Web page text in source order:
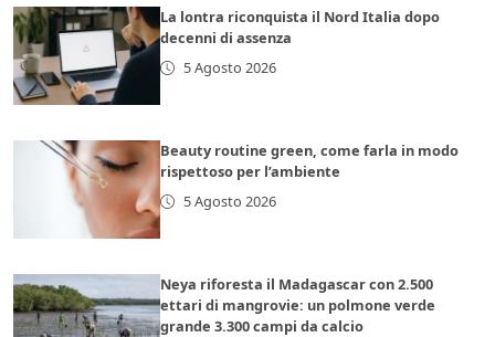
La lontra riconquista il Nord Italia dopo
decenni di assenza
5 Agosto 2026
Beauty routine green, come farla in modo
rispettoso per l’ambiente
5 Agosto 2026
Neya riforesta il Madagascar con 2.500
ettari di mangrovie: un polmone verde
grande 3.300 campi da calcio